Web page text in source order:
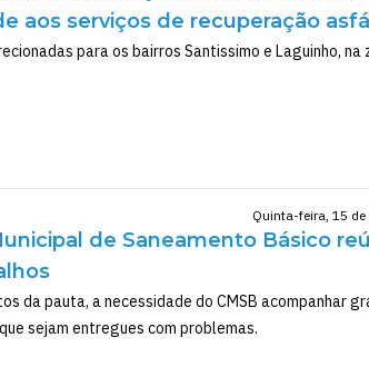
aos serviços de recuperação
para os bairros Santissimo e Laguinho, na
Quinta-feira, 15
de Saneamento Básico
da pauta, a necessidade do CMSB acompanhar
sejam entregues com problemas.